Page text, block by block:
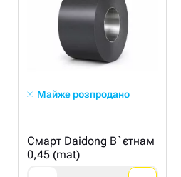
Майже розпродано
Смарт Daidong В`єтнам
0,45 (mat)